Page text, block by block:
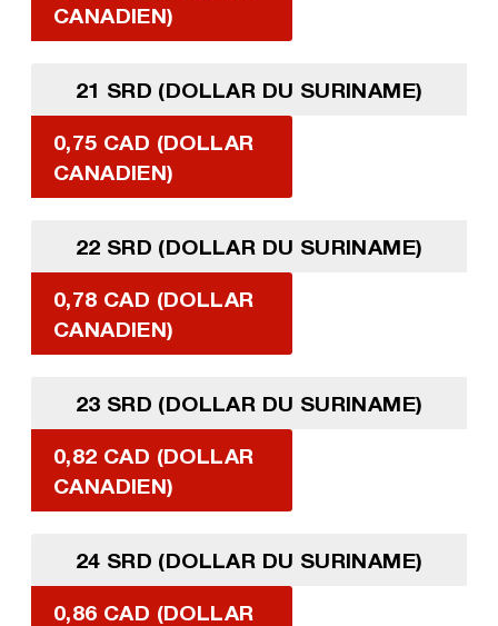
CANADIEN)
21 SRD (DOLLAR DU SURINAME)
0,75 CAD (DOLLAR
CANADIEN)
22 SRD (DOLLAR DU SURINAME)
0,78 CAD (DOLLAR
CANADIEN)
23 SRD (DOLLAR DU SURINAME)
0,82 CAD (DOLLAR
CANADIEN)
24 SRD (DOLLAR DU SURINAME)
0,86 CAD (DOLLAR